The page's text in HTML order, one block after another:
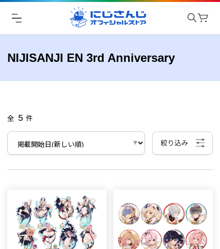
NIJISANJI EN 3rd Anniversary
全 5 件
絞り込み